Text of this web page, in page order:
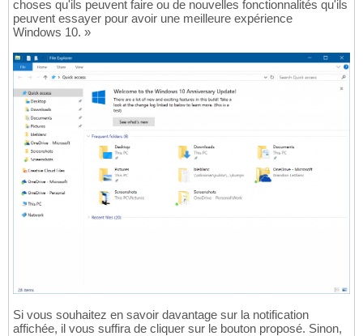
choses qu'ils peuvent faire ou de nouvelles fonctionnalités qu'ils
peuvent essayer pour avoir une meilleure expérience
Windows 10. »
Si vous souhaitez en savoir davantage sur la notification
affichée, il vous suffira de cliquer sur le bouton proposé. Sinon,